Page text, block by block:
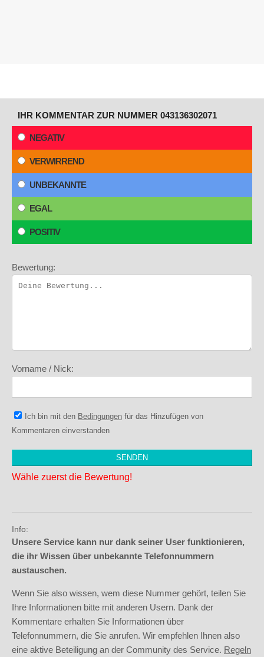
IHR KOMMENTAR ZUR NUMMER 043136302071
NEGATIV
VERWIRREND
UNBEKANNTE
EGAL
POSITIV
Bewertung:
Vorname / Nick:
Ich bin mit den Bedingungen für das Hinzufügen von
Kommentaren einverstanden
Wähle zuerst die Bewertung!
Info:
Unsere Service kann nur dank seiner User funktionieren,
die ihr Wissen über unbekannte Telefonnummern
austauschen.
Wenn Sie also wissen, wem diese Nummer gehört, teilen Sie
Ihre Informationen bitte mit anderen Usern. Dank der
Kommentare erhalten Sie Informationen über
Telefonnummern, die Sie anrufen. Wir empfehlen Ihnen also
eine aktive Beteiligung an der Community des Service. Regeln